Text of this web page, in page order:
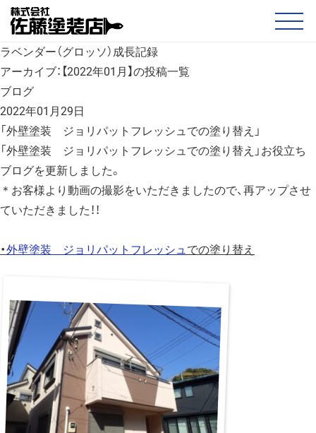
ラベンダー（グロッソ）成長記録
アーカイブ：【2022年01月】の投稿一覧
ブログ
2022年01月29日
「外壁塗装 ジョリパットフレッシュでの塗り替え」
「外壁塗装 ジョリパットフレッシュでの塗り替え」お役立ち
ブログを更新しました。
＊お客様より動画の撮影をいただきましたので、再アップさせ
ていただきました！！
・外壁塗装 ジョリパットフレッシュでの塗り替え